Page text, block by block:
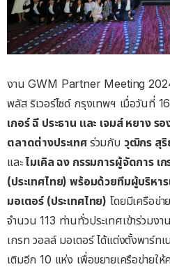
งาน GWM Partner Meeting
พลัส ริเวอร์ไซด์ กรุงเทพฯ เมื่อวันที่
เกอร์ ฉี ประธาน และ เจมส์ หยาง รอ
ตลาดต่างประเทศ ร่วมกับ วุฒิกร สุ
และไมเคิล ฉง กรรมการผู้จัดการ เ
(ประเทศไทย)พร้อมด้วยทีมผู้บริหา
มอเตอร์ (ประเทศไทย) โดยมีเครือข่
จำนวน 113 ท่านทั่วประเทศเข้าร่วมง
เกรท วอลล์ มอเตอร์ ได้แต่งตั้งพาร์ท
เติมอีก 10 แห่ง เพื่อขยายเครือข่ายใ